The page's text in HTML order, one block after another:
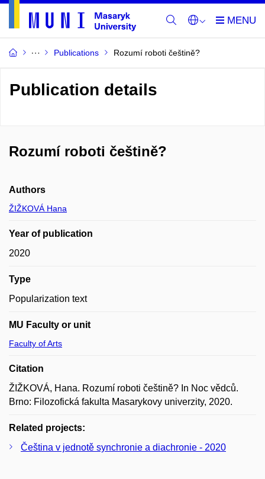
Publications Rozumí roboti češtině?
Publication details
Rozumí roboti češtině?
Authors
ŽIŽKOVÁ Hana
Year of publication
2020
Type
Popularization text
MU Faculty or unit
Faculty of Arts
Citation
ŽIŽKOVÁ, Hana. Rozumí roboti češtině? In Noc vědců.
Brno: Filozofická fakulta Masarykovy univerzity, 2020.
Related projects:
Čeština v jednotě synchronie a diachronie - 2020